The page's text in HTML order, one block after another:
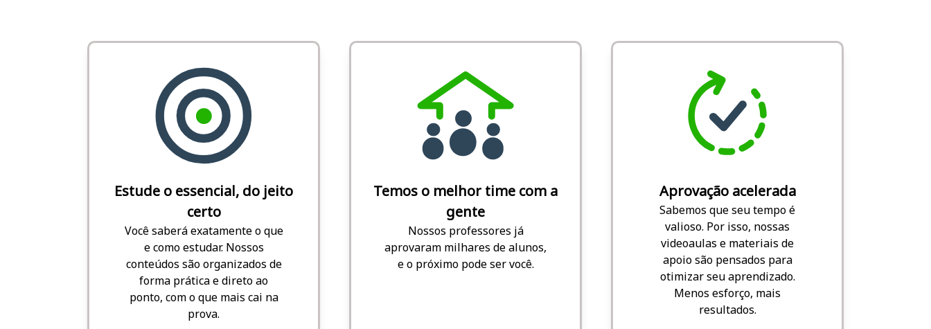
Estude o essencial, do jeito
certo
Você saberá exatamente o que
e como estudar. Nossos
conteúdos são organizados de
forma prática e direto ao
ponto, com o que mais cai na
prova.
Temos o melhor time com a
gente
Nossos professores já
aprovaram milhares de alunos,
e o próximo pode ser você.
Aprovação acelerada
Sabemos que seu tempo é
valioso. Por isso, nossas
videoaulas e materiais de
apoio são pensados para
otimizar seu aprendizado.
Menos esforço, mais
resultados.